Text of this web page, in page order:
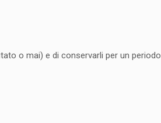
o mai) e di conservarli per un periodo